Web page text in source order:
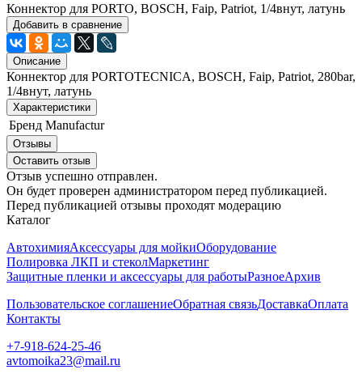
Коннектор для PORTO, BOSCH, Faip, Patriot, 1/4внут, латунь
Добавить в сравнение
Описание
Коннектор для PORTOTECNICA, BOSCH, Faip, Patriot, 280bar,
1/4внут, латунь
Характеристики
Бренд Manufactur
Отзывы
Оставить отзыв
Отзыв успешно отправлен.
Он будет проверен администратором перед публикацией.
Перед публикацией отзывы проходят модерацию
Каталог
АвтохимияАксессуары для мойкиОборудование
Полировка ЛКП и стеколМаркетинг
Защитные пленки и аксессуары для работыРазноеАрхив
Пользовательское соглашениеОбратная связьДоставкаОплата
Контакты
+7-918-624-25-46
avtomoika23@mail.ru